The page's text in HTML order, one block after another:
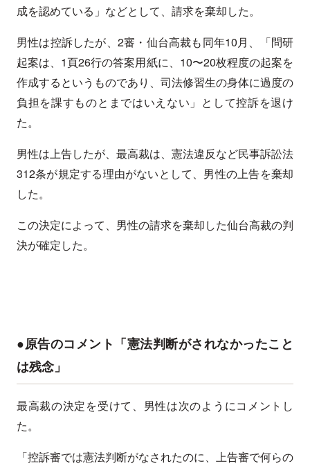
成を認めている」などとして、請求を棄却した。
男性は控訴したが、2審・仙台高裁も同年10月、「問研
起案は、1頁26行の答案用紙に、10〜20枚程度の起案を
作成するというものであり、司法修習生の身体に過度の
負担を課すものとまではいえない」として控訴を退け
た。
男性は上告したが、最高裁は、憲法違反など民事訴訟法
312条が規定する理由がないとして、男性の上告を棄却
した。
この決定によって、男性の請求を棄却した仙台高裁の判
決が確定した。
●原告のコメント「憲法判断がされなかったこと
は残念」
最高裁の決定を受けて、男性は次のようにコメントし
た。
「控訴審では憲法判断がなされたのに、上告審で何らの